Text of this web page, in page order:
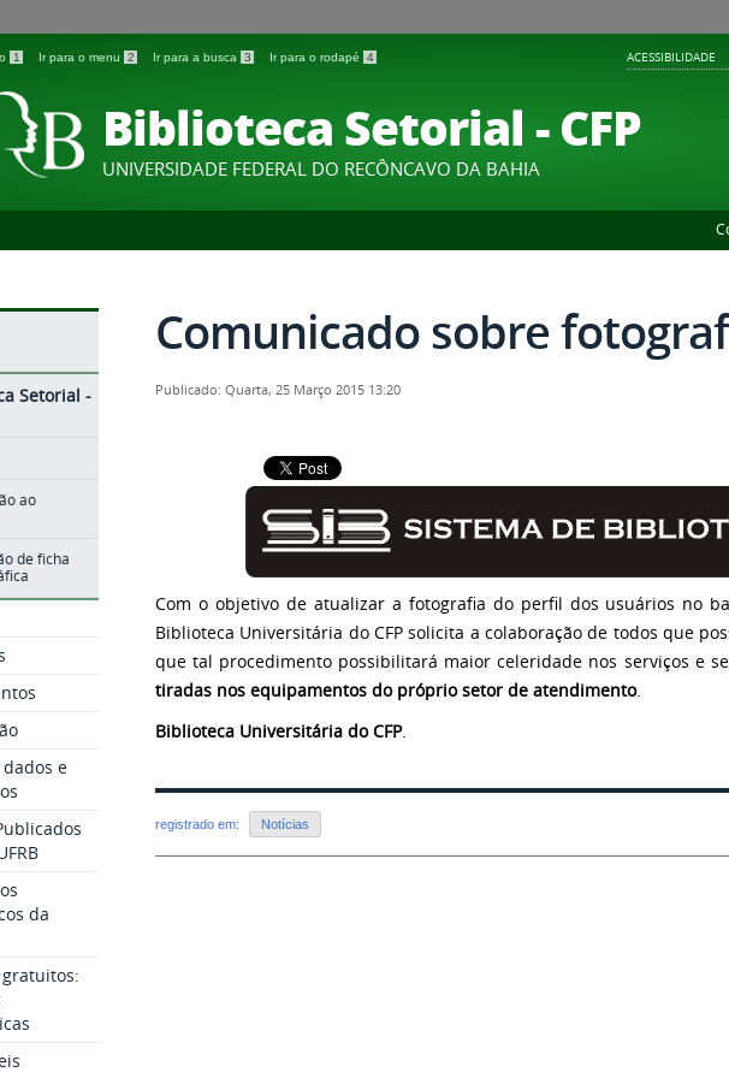
1 Ir para o menu 2 Ir para a busca 3 Ir para o rodapé 4 ACESSIBILIDADE
Biblioteca Setorial - CFP
UNIVERSIDADE FEDERAL DO RECÔNCAVO DA BAHIA
Setorial -
ao
de ficha
dados e
da
gratuitos:
Comunicado sobre
Publicado: Quarta, 25 Março 2015 13:20
Com o objetivo de atualizar a fotografia do perfil dos usuários no
Biblioteca Universitária do CFP solicita a colaboração de todos que
que tal procedimento possibilitará maior celeridade nos serviços e
tiradas nos equipamentos do próprio setor de atendimento.
Biblioteca Universitária do CFP.
registrado em: Notícias